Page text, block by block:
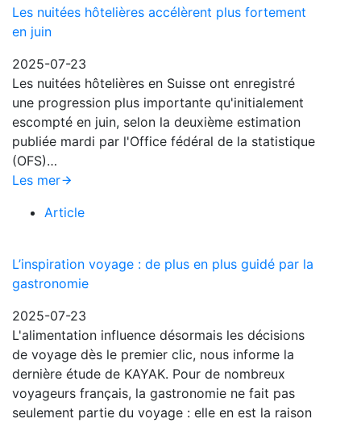
Les nuitées hôtelières accélèrent plus fortement
en juin
2025-07-23
Les nuitées hôtelières en Suisse ont enregistré
une progression plus importante qu'initialement
escompté en juin, selon la deuxième estimation
publiée mardi par l'Office fédéral de la statistique
(OFS)…
Les mer
Article
L’inspiration voyage : de plus en plus guidé par la
gastronomie
2025-07-23
L'alimentation influence désormais les décisions
de voyage dès le premier clic, nous informe la
dernière étude de KAYAK. Pour de nombreux
voyageurs français, la gastronomie ne fait pas
seulement partie du voyage : elle en est la raison